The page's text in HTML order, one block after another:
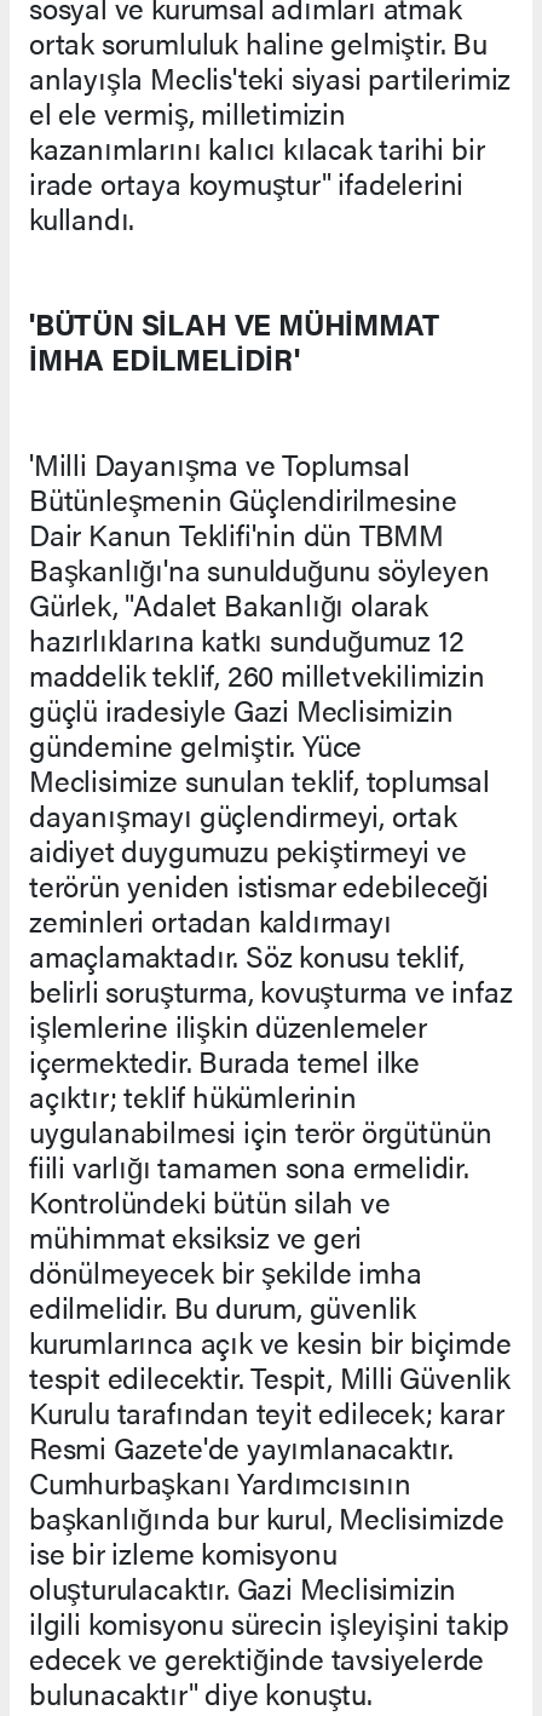
ortak sorumluluk haline gelmiştir. Bu
anlayışla Meclis'teki siyasi partilerimiz
el ele vermiş, milletimizin
kazanımlarını kalıcı kılacak tarihi bir
irade ortaya koymuştur" ifadelerini
kullandı.
'BÜTÜN SİLAH VE MÜHİMMAT
İMHA EDİLMELİDİR'
'Milli Dayanışma ve Toplumsal
Bütünleşmenin Güçlendirilmesine
Dair Kanun Teklifi'nin dün TBMM
Başkanlığı'na sunulduğunu söyleyen
Gürlek, "Adalet Bakanlığı olarak
hazırlıklarına katkı sunduğumuz 12
maddelik teklif, 260 milletvekilimizin
güçlü iradesiyle Gazi Meclisimizin
gündemine gelmiştir. Yüce
Meclisimize sunulan teklif, toplumsal
dayanışmayı güçlendirmeyi, ortak
aidiyet duygumuzu pekiştirmeyi ve
terörün yeniden istismar edebileceği
zeminleri ortadan kaldırmayı
amaçlamaktadır. Söz konusu teklif,
belirli soruşturma, kovuşturma ve infaz
işlemlerine ilişkin düzenlemeler
içermektedir. Burada temel ilke
açıktır; teklif hükümlerinin
uygulanabilmesi için terör örgütünün
fiili varlığı tamamen sona ermelidir.
Kontrolündeki bütün silah ve
mühimmat eksiksiz ve geri
dönülmeyecek bir şekilde imha
edilmelidir. Bu durum, güvenlik
kurumlarınca açık ve kesin bir biçimde
tespit edilecektir. Tespit, Milli Güvenlik
Kurulu tarafından teyit edilecek; karar
Resmi Gazete'de yayımlanacaktır.
Cumhurbaşkanı Yardımcısının
başkanlığında bur kurul, Meclisimizde
ise bir izleme komisyonu
oluşturulacaktır. Gazi Meclisimizin
ilgili komisyonu sürecin işleyişini takip
edecek ve gerektiğinde tavsiyelerde
bulunacaktır" diye konuştu.